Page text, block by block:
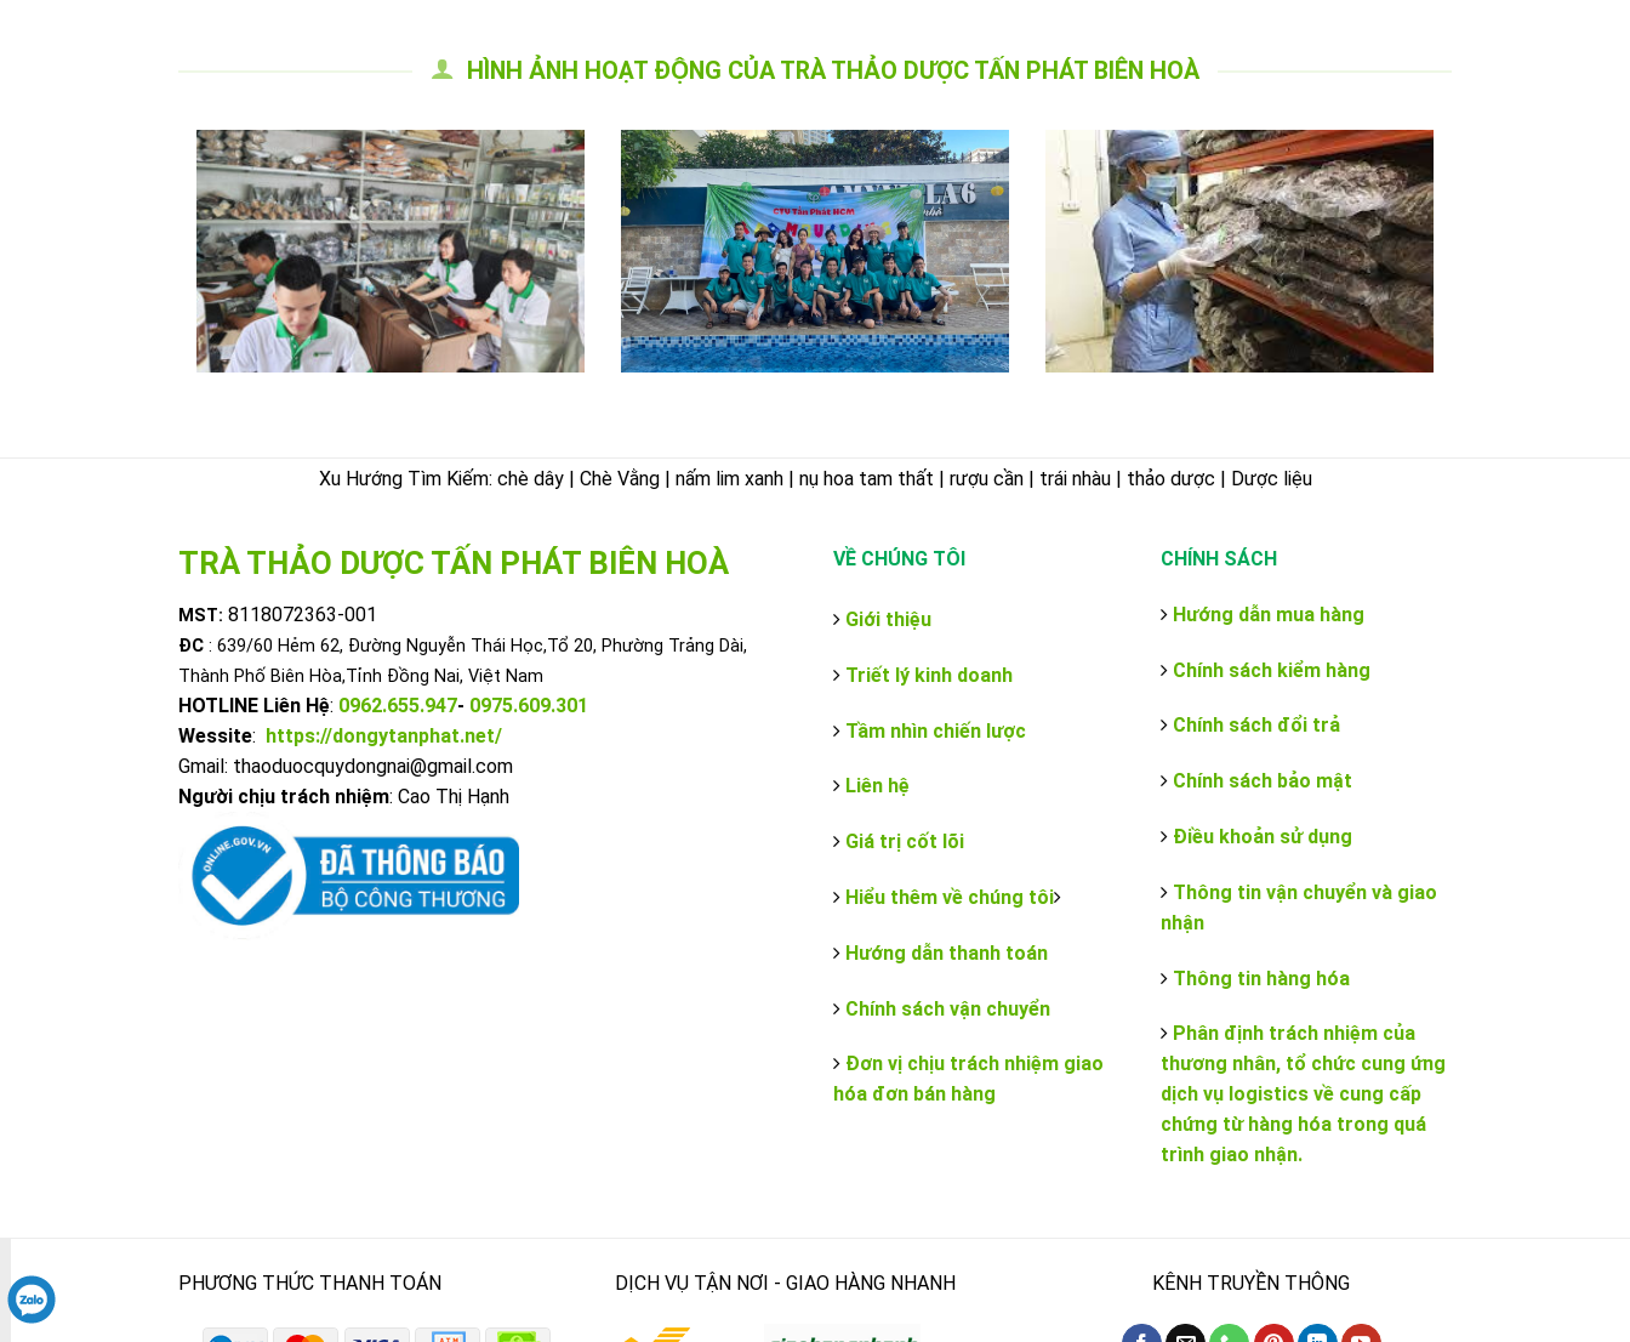
HÌNH ẢNH HOẠT ĐỘNG CỦA TRÀ THẢO DƯỢC TẤN PHÁT BIÊN HOÀ
Xu Hướng Tìm Kiếm: chè dây | Chè Vằng | nấm lim xanh | nụ hoa tam thất | rượu cần | trái nhàu | thảo dược | Dược liệu
TRÀ THẢO DƯỢC TẤN PHÁT BIÊN HOÀ
MST: 8118072363-001
ĐC : 639/60 Hẻm 62, Đường Nguyễn Thái Học,Tổ 20, Phường Trảng Dài,
Thành Phố Biên Hòa,Tỉnh Đồng Nai, Việt Nam
HOTLINE Liên Hệ: 0962.655.947- 0975.609.301
Wessite: https://dongytanphat.net/
Gmail: thaoduocquydongnai@gmail.com
Người chịu trách nhiệm: Cao Thị Hạnh
VỀ CHÚNG TÔI
Giới thiệu
Triết lý kinh doanh
Tầm nhìn chiến lược
Liên hệ
Giá trị cốt lõi
Hiểu thêm về chúng tôi
Hướng dẫn thanh toán
Chính sách vận chuyển
Đơn vị chịu trách nhiệm giao
hóa đơn bán hàng
CHÍNH SÁCH
Hướng dẫn mua hàng
Chính sách kiểm hàng
Chính sách đổi trả
Chính sách bảo mật
Điều khoản sử dụng
Thông tin vận chuyển và giao
nhận
Thông tin hàng hóa
Phân định trách nhiệm của
thương nhân, tổ chức cung ứng
dịch vụ logistics về cung cấp
chứng từ hàng hóa trong quá
trình giao nhận.
PHƯƠNG THỨC THANH TOÁN DỊCH VỤ TẬN NƠI - GIAO HÀNG NHANH KÊNH TRUYỀN THÔNG